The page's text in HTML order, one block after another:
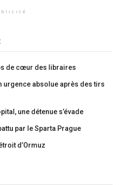
de cœur des libraires
urgence absolue après des tirs
une détenue s’évade
par le Sparta Prague
d’Ormuz